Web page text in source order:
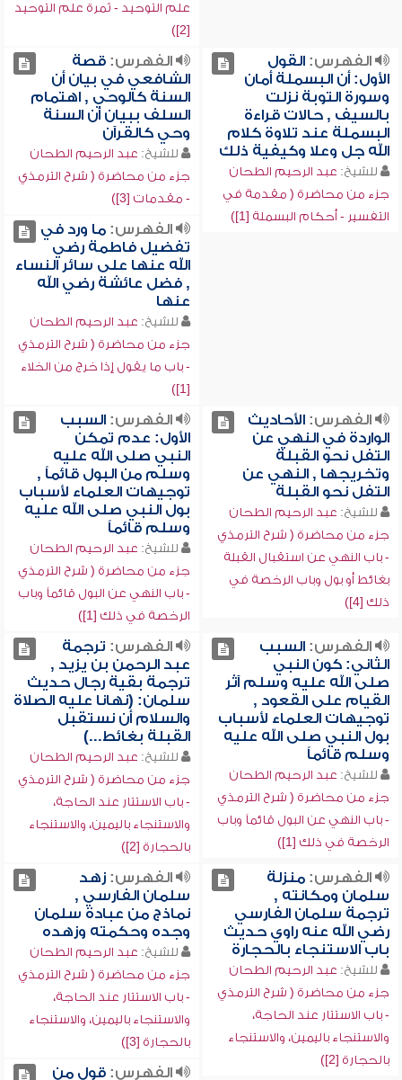
علم التوحيد - ثمرة علم التوحيد
[2])
الفهرس:القول
الأول: أن البسملة أمان
وسورة التوبة نزلت
بالسيف , حالات قراءة
البسملة عند تلاوة كلام
الله جل وعلا وكيفية ذلك
للشيخ: عبد الرحيم الطحان
جزء من محاضرة ( مقدمة في
التفسير - أحكام البسملة [1])
الفهرس:قصة
الشافعي في بيان أن
السنة كالوحي , اهتمام
السلف ببيان أن السنة
وحي كالقرآن
للشيخ: عبد الرحيم الطحان
جزء من محاضرة ( شرح الترمذي
- مقدمات [3])
الفهرس:ما ورد في
تفضيل فاطمة رضي
الله عنها على سائر النساء
, فضل عائشة رضي الله
عنها
للشيخ: عبد الرحيم الطحان
جزء من محاضرة ( شرح الترمذي
- باب ما يقول إذا خرج من الخلاء
[1])
الفهرس:الأحاديث
الواردة في النهي عن
التفل نحو القبلة
وتخريجها , النهي عن
التفل نحو القبلة
للشيخ: عبد الرحيم الطحان
جزء من محاضرة ( شرح الترمذي
- باب النهي عن استقبال القبلة
بغائط أو بول وباب الرخصة في
ذلك [4])
الفهرس:السبب
الأول: عدم تمكن
النبي صلى الله عليه
وسلم من البول قائماً ,
توجيهات العلماء لأسباب
بول النبي صلى الله عليه
وسلم قائماً
للشيخ: عبد الرحيم الطحان
جزء من محاضرة ( شرح الترمذي
- باب النهي عن البول قائماً وباب
الرخصة في ذلك [1])
الفهرس:السبب
الثاني: كون النبي
صلى الله عليه وسلم آثر
القيام على القعود ,
توجيهات العلماء لأسباب
بول النبي صلى الله عليه
وسلم قائماً
للشيخ: عبد الرحيم الطحان
جزء من محاضرة ( شرح الترمذي
- باب النهي عن البول قائماً وباب
الرخصة في ذلك [1])
الفهرس: ترجمة
عبد الرحمن بن يزيد ,
ترجمة بقية رجال حديث
سلمان: (نهانا عليه الصلاة
والسلام أن نستقبل
القبلة بغائط...)
للشيخ: عبد الرحيم الطحان
جزء من محاضرة ( شرح الترمذي
- باب الاستتار عند الحاجة،
والاستنجاء باليمين، والاستنجاء
بالحجارة [2])
الفهرس:منزلة
سلمان ومكانته ,
ترجمة سلمان الفارسي
رضي الله عنه راوي حديث
باب الاستنجاء بالحجارة
للشيخ: عبد الرحيم الطحان
جزء من محاضرة ( شرح الترمذي
- باب الاستتار عند الحاجة،
والاستنجاء باليمين، والاستنجاء
بالحجارة [2])
الفهرس:زهد
سلمان الفارسي ,
نماذج من عبادة سلمان
وجده وحكمته وزهده
للشيخ: عبد الرحيم الطحان
جزء من محاضرة ( شرح الترمذي
- باب الاستتار عند الحاجة،
والاستنجاء باليمين، والاستنجاء
بالحجارة [3])
الفهرس:قول من